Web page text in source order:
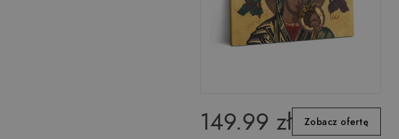
149.99 zł Zobacz ofertę